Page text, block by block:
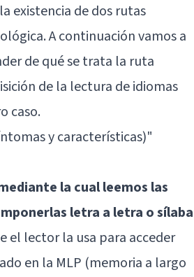
existencia de dos rutas
A continuación vamos a
de qué se trata la ruta
de la lectura de idiomas
caso.
y características)"
la cual leemos las
letra a letra o sílaba
el lector la usa para acceder
en la MLP (memoria a largo